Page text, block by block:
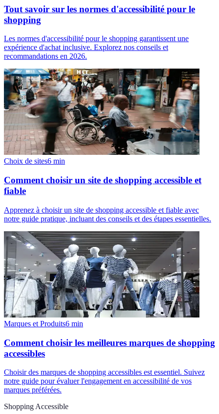
Tout savoir sur les normes d'accessibilité pour le
shopping
Les normes d'accessibilité pour le shopping garantissent une
expérience d'achat inclusive. Explorez nos conseils et
recommandations en 2026.
Choix de sites6 min
Comment choisir un site de shopping accessible et
fiable
Apprenez à choisir un site de shopping accessible et fiable avec
notre guide pratique, incluant des conseils et des étapes essentielles.
Marques et Produits6 min
Comment choisir les meilleures marques de shopping
accessibles
Choisir des marques de shopping accessibles est essentiel. Suivez
notre guide pour évaluer l'engagement en accessibilité de vos
marques préférées.
Shopping Accessible